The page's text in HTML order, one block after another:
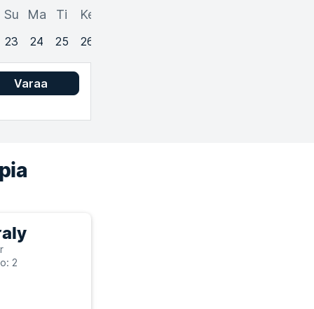
Su
23
Ma
24
Ti
25
Ke
26
Varaa
2